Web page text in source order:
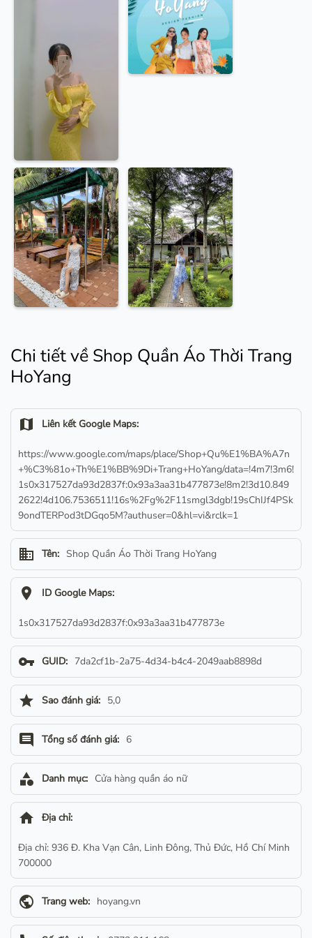
Chi tiết về Shop Quần Áo Thời Trang
HoYang
map Liên kết Google Maps:
https://www.google.com/maps/place/Shop+Qu%E1%BA%A7n
+%C3%81o+Th%E1%BB%9Di+Trang+HoYang/data=!4m7!3m6!
1s0x317527da93d2837f:0x93a3aa31b477873e!8m2!3d10.849
2622!4d106.7536511!16s%2Fg%2F11smgl3dgb!19sChIJf4PSk
9ondTERPod3tDGqo5M?authuser=0&hl=vi&rclk=1
business Tên: Shop Quần Áo Thời Trang HoYang
location_on ID Google Maps:
1s0x317527da93d2837f:0x93a3aa31b477873e
vpn_key GUID: 7da2cf1b-2a75-4d34-b4c4-2049aab8898d
star Sao đánh giá: 5,0
comment Tổng số đánh giá: 6
category Danh mục: Cửa hàng quần áo nữ
home Địa chỉ:
Địa chỉ: 936 Đ. Kha Vạn Cân, Linh Đông, Thủ Đức, Hồ Chí Minh
700000
public Trang web: hoyang.vn